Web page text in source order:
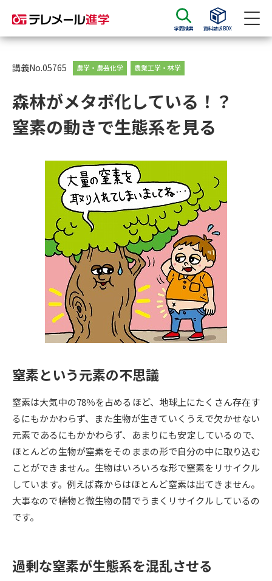
学問検索 資料請求BOX
資料請求 資料検索
大学・短大の資料種類から請求
総合型選抜・学校推薦型選抜 募
募集要項＆願書
大学・短大以外の資料から請求
専門学校の資料請求 大学院の資料請求
留学・進学関連、塾・予備校
大学入学共通テスト「受験案
内」の請求
大学入学共通テスト「受験上の
配慮案内」の請求
高等学校卒業程度認定試験
幼稚園教員資格認定試験 小学校教員資格認定試験
高等学校（情報）教員資格認定
試験
大学研究 大学検索
大学で学べる内容や特徴を調べる
データサイエンス特集 奨学金・特待生制度特集
講義No.05765 農学・農芸化学 農業工学・林学
森林がメタボ化している！？
窒素の動きで生態系を見る
窒素という元素の不思議
窒素は大気中の78％を占めるほど、地球上にたくさん存在す
るにもかかわらず、また生物が生きていくうえで欠かせない
元素であるにもかかわらず、あまりにも安定しているので、
ほとんどの生物が窒素をそのままの形で自分の中に取り込む
ことができません。生物はいろいろな形で窒素をリサイクル
しています。例えば森からはほとんど窒素は出てきません。
大事なので植物と微生物の間でうまくリサイクルしているの
です。
過剰な窒素が生態系を混乱させる